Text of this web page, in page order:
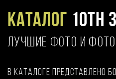
Каталог 10TH
ЛУЧШИЕ ФОТО И
В каталоге представлено